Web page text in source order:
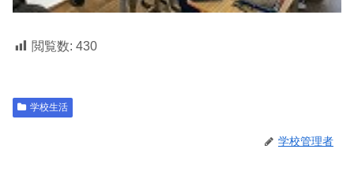
閲覧数: 430
学校生活
学校管理者